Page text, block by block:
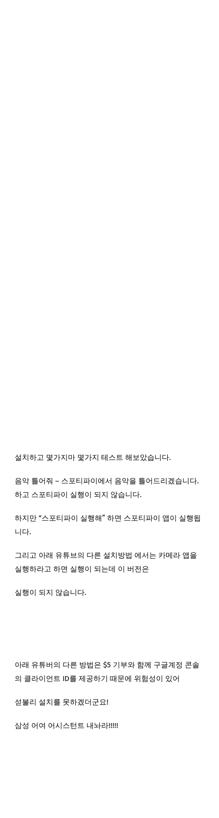
설치하고 몇가지마 몇가지 테스트 해보았습니다.
음악 틀어줘 – 스포티파이에서 음악을 틀어드리겠습니다.
하고 스포티파이 실행이 되지 않습니다.
하지만 “스포티파이 실행해” 하면 스포티파이 앱이 실행됩
니다.
그리고 아래 유튜브의 다른 설치방법 에서는 카메라 앱을
실행하라고 하면 실행이 되는데 이 버전은
실행이 되지 않습니다.
아래 유튜버의 다른 방법은 $5 기부와 함께 구글계정 콘솔
의 클라이언트 ID를 제공하기 때문에 위험성이 있어
섣불리 설치를 못하겠더군요!
삼성 어여 어시스턴트 내놔라!!!!!